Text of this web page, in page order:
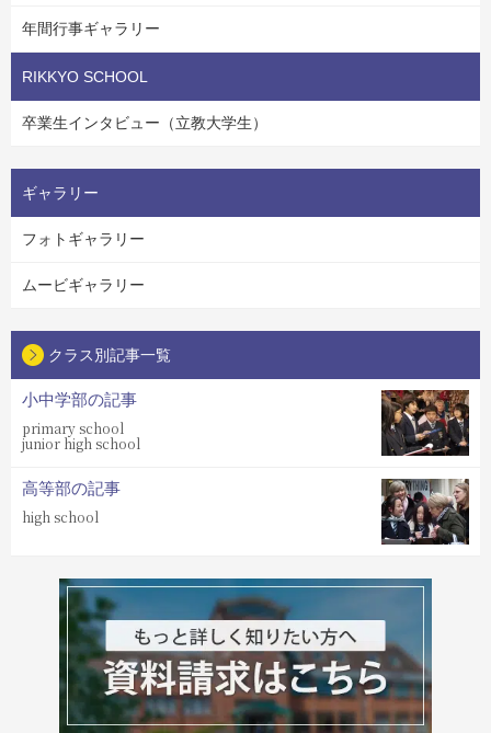
年間行事ギャラリー
RIKKYO SCHOOL
卒業生インタビュー（立教大学生）
ギャラリー
フォトギャラリー
ムービギャラリー
クラス別記事一覧
小中学部の記事
primary school
junior high school
高等部の記事
high school